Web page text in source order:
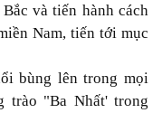
và tiến hành cách
Nam, tiến tới mục
bùng lên trong mọi
trào "Ba Nhất' trong